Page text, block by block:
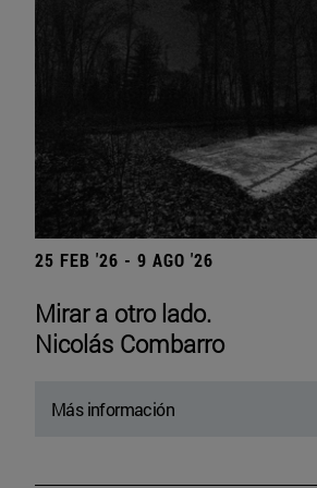
25 FEB '26 - 9 AGO '26
Mirar a otro lado.
Nicolás Combarro
Más información